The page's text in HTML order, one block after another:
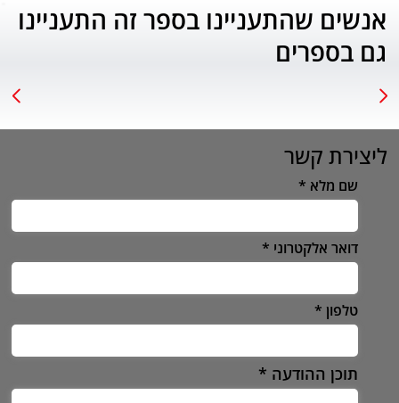
אנשים שהתעניינו בספר זה התעניינו
גם בספרים
ליצירת קשר
שם מלא
דואר אלקטרוני
טלפון
תוכן ההודעה